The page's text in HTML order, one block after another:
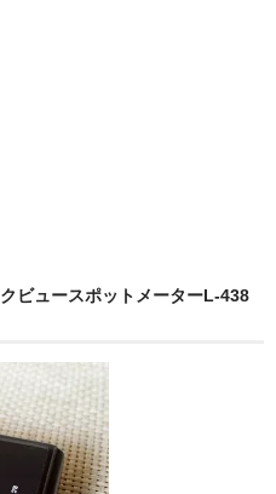
ビュースポットメーターL-438